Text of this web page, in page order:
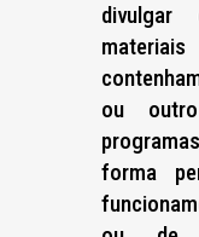
divulgar
ou
forma